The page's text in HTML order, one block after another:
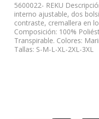
5600022- REKU
interno ajustable, dos
contraste, cremallera en
Composición: 100%
Transpirable. Colores:
Tallas: S-M-L-XL-2XL-3XL